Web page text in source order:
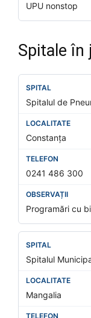
UPU nonstop
Spitale în
Spitalul de
Constanța
0241 486 300
Programări cu
Spitalul
Mangalia